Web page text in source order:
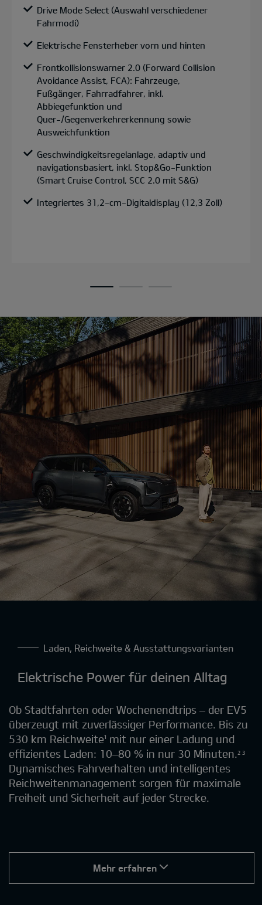
Drive Mode Select (Auswahl verschiedener
Fahrmodi)
Elektrische Fensterheber vorn und hinten
Frontkollisionswarner 2.0 (Forward Collision
Avoidance Assist, FCA): Fahrzeuge,
Fußgänger, Fahrradfahrer, inkl.
Abbiegefunktion und
Quer-/Gegenverkehrerkennung sowie
Ausweichfunktion
Geschwindigkeitsregelanlage, adaptiv und
navigationsbasiert, inkl. Stop&Go-Funktion
(Smart Cruise Control, SCC 2.0 mit S&G)
Integriertes 31,2-cm-Digitaldisplay (12,3 Zoll)
Laden, Reichweite & Ausstattungsvarianten
Elektrische Power für deinen Alltag
Ob Stadtfahrten oder Wochenendtrips – der EV5
überzeugt mit zuverlässiger Performance. Bis zu
530 km Reichweite¹ mit nur einer Ladung und
effizientes Laden: 10–80 % in nur 30 Minuten.2 3
Dynamisches Fahrverhalten und intelligentes
Reichweitenmanagement sorgen für maximale
Freiheit und Sicherheit auf jeder Strecke.
Mehr erfahren